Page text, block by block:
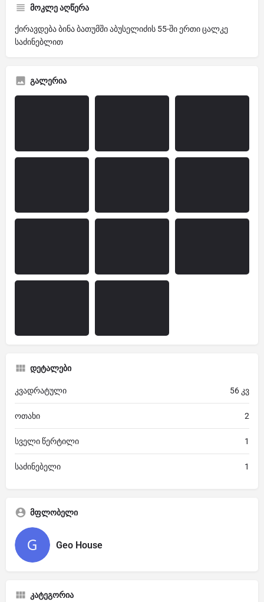
მოკლე აღწერა
ქირავდება ბინა ბათუმში აბუსელიძის 55-ში ერთი ცალკე
საძინებლით
გალერია
დეტალები
კვადრატული 56 კვ
ოთახი 2
სველი წერტილი 1
საძინებელი 1
მფლობელი
Geo House
კატეგორია